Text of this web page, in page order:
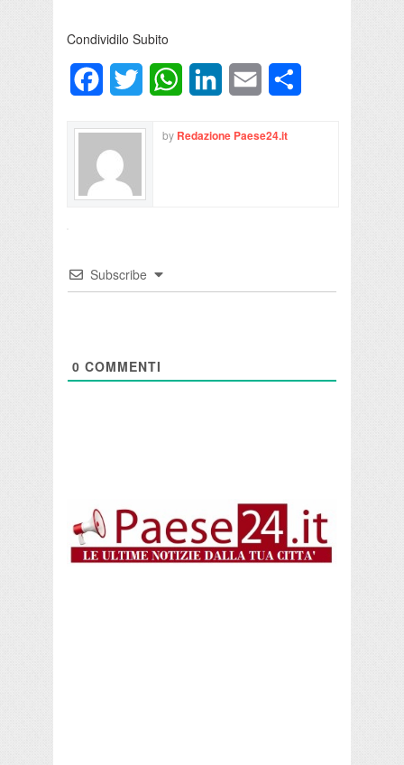
Condividilo Subito
FacebookTwitter WhatsAppLinkedInEmail
by Redazione Paese24.it
Subscribe
0 COMMENTI